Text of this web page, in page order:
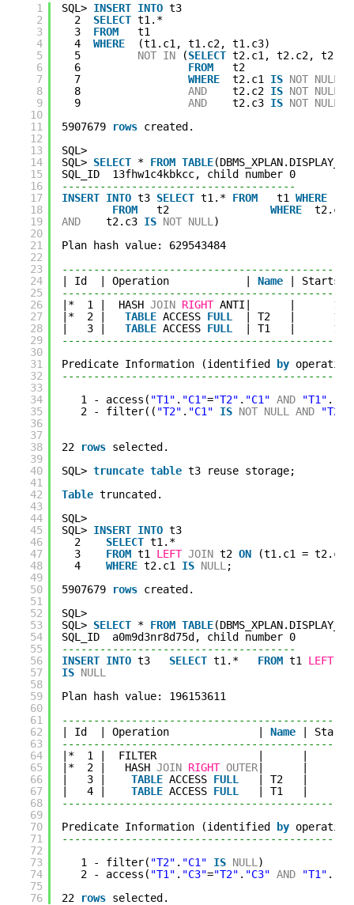
1
2
3
4
5
6
7
8
9
10
11
12
13
14
15
16
17
18
19
20
21
22
23
24
25
26
27
28
29
30
31
32
33
34
35
36
37
38
39
40
41
42
43
44
45
46
47
48
49
50
51
52
53
54
55
56
57
58
59
60
61
62
63
64
65
66
67
68
69
70
71
72
73
74
75
76
SQL> INSERT INTO t3
2 SELECT t1.*
3 FROM
t1
4 WHERE
(t1.c1, t1.c2, t1.c3)
5 NOT IN (SELECT t2.c1, t2.c2, t2.c3
6 FROM
t2
7 WHERE t2.c1 IS NOT NULL
8 AND t2.c2 IS NOT NULL
9 AND t2.c3 IS NOT NULL
5907679
rows created.
SQL>
SQL> SELECT * FROM TABLE
SQL_ID  13fhw1c4kbkcc, child number 0
-------------------------------------
INSERT INTO t3 SELECT t1.* FROM t1 WHERE
FROM
t2 WHERE t2.c1
AND
t2.c3 IS NOT NULL )
Plan hash value: 629543484
| Id  | Operation            | Name
| Starts
|*  1 |  HASH JOIN RIGHT ANTI|      |      1
|*  2 | TABLE ACCESS FULL
| T2   |      1
|   3 | TABLE ACCESS FULL
| T1   |      1
Predicate Information (identified
by
1 - access( "T1" . "C1"="T2" . "C1" AND "T1" .
2 - filter(( "T2" . "C1" IS NOT NULL AND "T2"
22 rows selected.
SQL> truncate table t3 reuse storage;
Table truncated.
SQL>
SQL> INSERT INTO t3
2 SELECT t1.*
3 FROM t1 LEFT JOIN t2 ON (t1.c1 = t2.c1
4 WHERE t2.c1 IS NULL ;
5907679
rows created.
SQL>
SQL> SELECT * FROM TABLE
SQL_ID  a0m9d3nr8d75d, child number 0
-------------------------------------
INSERT INTO t3 SELECT t1.* FROM t1 LEFT
IS NULL
Plan hash value: 196153611
| Id  | Operation              | Name
|
|*  1 |  FILTER                |      |
|*  2 |   HASH JOIN RIGHT OUTER
|   3 | TABLE ACCESS FULL
| T2   |
|   4 | TABLE ACCESS FULL
| T1   |
Predicate Information (identified
by
1 - filter( "T2" . "C1" IS NULL )
2 - access( "T1" . "C3"="T2" . "C3" AND "T1" .
22
rows selected.